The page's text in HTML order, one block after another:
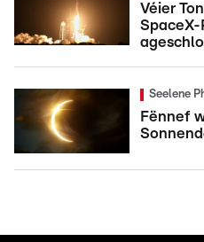
Véier
SpaceX-
Seelene
Fënnef